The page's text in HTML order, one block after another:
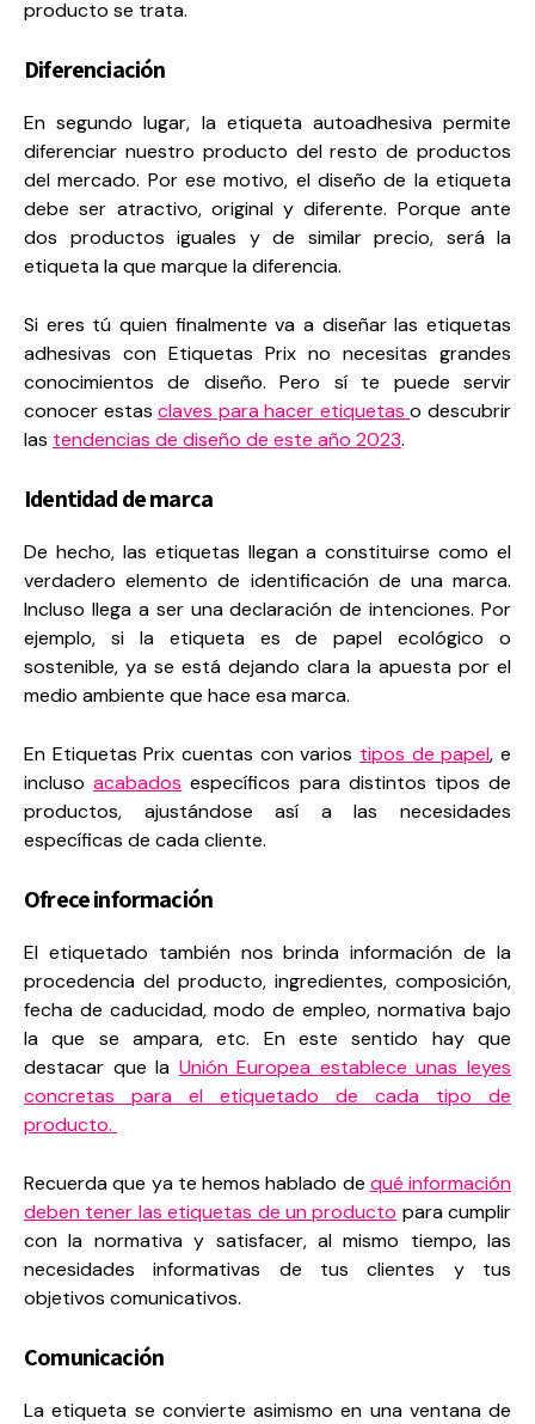
producto se trata.
Diferenciación
En segundo lugar, la etiqueta autoadhesiva permite
diferenciar nuestro producto del resto de productos
del mercado. Por ese motivo, el diseño de la etiqueta
debe ser atractivo, original y diferente. Porque ante
dos productos iguales y de similar precio, será la
etiqueta la que marque la diferencia.
Si eres tú quien finalmente va a diseñar las etiquetas
adhesivas con Etiquetas Prix no necesitas grandes
conocimientos de diseño. Pero sí te puede servir
conocer estasclaves para hacer etiquetaso descubrir
las tendencias de diseño de este año 2023.
Identidad de marca
De hecho, las etiquetas llegan a constituirse como el
verdadero elemento de identificación de una marca.
Incluso llega a ser una declaración de intenciones. Por
ejemplo, si la etiqueta es de papel ecológico o
sostenible, ya se está dejando clara la apuesta por el
medio ambiente que hace esa marca.
En Etiquetas Prix cuentas con varios tipos de papel, e
inclusoacabados específicos para distintos tipos de
productos, ajustándose así a las necesidades
específicas de cada cliente.
Ofrece información
El etiquetado también nos brinda información de la
procedencia del producto, ingredientes, composición,
fecha de caducidad, modo de empleo, normativa bajo
la que se ampara, etc. En este sentido hay que
destacar que la Unión Europea establece unas leyes
concretas para el etiquetado de cada tipo de
producto.
Recuerda que ya te hemos hablado de qué información
deben tener las etiquetas de un producto para cumplir
con la normativa y satisfacer, al mismo tiempo, las
necesidades informativas de tus clientes y tus
objetivos comunicativos.
Comunicación
La etiqueta se convierte asimismo en una ventana de